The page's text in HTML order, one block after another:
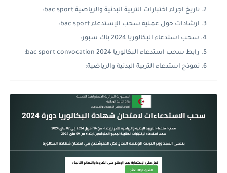
تاريخ اجراء اختبارات التربية البدنية والرياضية bac sport:
ارشادات حول عملية سحب الإستدعاء bac sport:
سحب استدعاء البكالوريا 2024 باك سبور:
رابط سحب استدعاء البكالوريا 2024 bac sport convocation:
نموذج استدعاء التربية البدنية والرياضية: